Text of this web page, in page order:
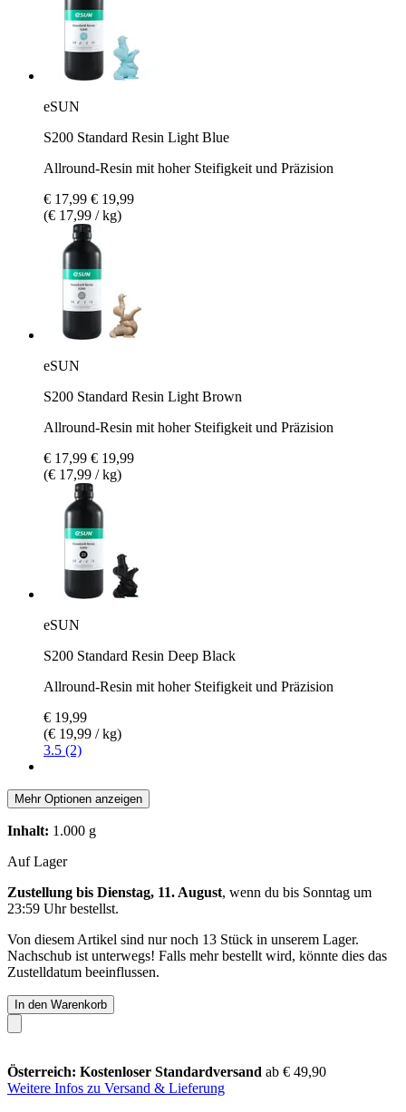
eSUN
S200 Standard Resin Light Blue
Allround-Resin mit hoher Steifigkeit und Präzision
€ 17,99 € 19,99
(€ 17,99 / kg)
eSUN
S200 Standard Resin Light Brown
Allround-Resin mit hoher Steifigkeit und Präzision
€ 17,99 € 19,99
(€ 17,99 / kg)
eSUN
S200 Standard Resin Deep Black
Allround-Resin mit hoher Steifigkeit und Präzision
€ 19,99
(€ 19,99 / kg)
3.5 (2)
Mehr Optionen anzeigen
Inhalt: 1.000 g
Auf Lager
Zustellung bis Dienstag, 11. August, wenn du bis Sonntag um
23:59 Uhrbestellst.
Von diesem Artikel sind nur noch 13 Stück in unserem Lager.
Nachschub ist unterwegs! Falls mehr bestellt wird, könnte dies das
Zustelldatum beeinflussen.
In den Warenkorb
Österreich: Kostenloser Standardversand ab € 49,90
Weitere Infos zu Versand & Lieferung